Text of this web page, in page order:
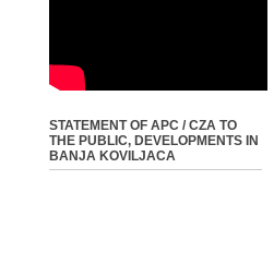
STATEMENT OF APC / CZA TO
THE PUBLIC, DEVELOPMENTS IN
BANJA KOVILJACA